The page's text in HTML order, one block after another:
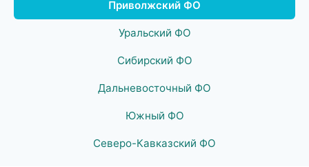
Приволжский ФО
Уральский ФО
Сибирский ФО
Дальневосточный ФО
Южный ФО
Северо-Кавказский ФО